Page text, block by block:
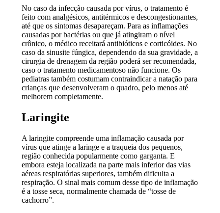
No caso da infecção causada por vírus, o tratamento é
feito com analgésicos, antitérmicos e descongestionantes,
até que os sintomas desapareçam. Para as inflamações
causadas por bactérias ou que já atingiram o nível
crônico, o médico receitará antibióticos e corticóides. No
caso da sinusite fúngica, dependendo da sua gravidade, a
cirurgia de drenagem da região poderá ser recomendada,
caso o tratamento medicamentoso não funcione. Os
pediatras também costumam contraindicar a natação para
crianças que desenvolveram o quadro, pelo menos até
melhorem completamente.
Laringite
A laringite compreende uma inflamação causada por
vírus que atinge a laringe e a traqueia dos pequenos,
região conhecida popularmente como garganta. E
embora esteja localizada na parte mais inferior das vias
aéreas respiratórias superiores, também dificulta a
respiração. O sinal mais comum desse tipo de inflamação
é a tosse seca, normalmente chamada de “tosse de
cachorro”.